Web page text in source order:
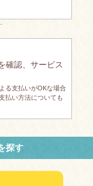
確認、サービス
る支払いがOKな場合
払い方法についても
探す